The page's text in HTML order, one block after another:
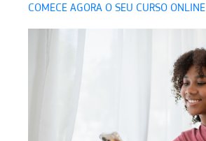
COMECE AGORA O SEU CURSO ONLINE